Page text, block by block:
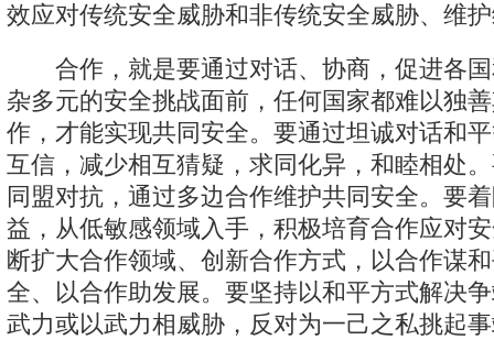
效应对传统安全威胁和非传统安全威胁、维
合作，就是要通过对话、协商，促进各国
杂多元的安全挑战面前，任何国家都难以独
作，才能实现共同安全。要通过坦诚对话和
互信，减少相互猜疑，求同化异，和睦相处
同盟对抗，通过多边合作维护共同安全。要
益，从低敏感领域入手，积极培育合作应对
断扩大合作领域、创新合作方式，以合作谋
全、以合作助发展。要坚持以和平方式解决
武力或以武力相威胁，反对为一己之私挑起